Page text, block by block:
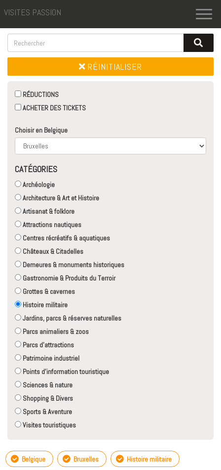
VISITES PASSION
RÉINITIALISER
RÉDUCTIONS
ACHETER DES TICKETS
Choisir en Belgique
CATÉGORIES
Archéologie
Architecture & Art et Histoire
Artisanat & folklore
Attractions nautiques
Centres récréatifs & aquatiques
Châteaux & Citadelles
Demeures & monuments historiques
Gastronomie & Produits du Terroir
Grottes & cavernes
Histoire militaire
Jardins, parcs & réserves naturelles
Parcs animaliers & zoos
Parcs d'attractions
Patrimoine industriel
Points d'information touristique
Sciences & nature
Shopping & Divers
Sports & Aventure
Visites touristiques
Belgique Bruxelles Histoire militaire